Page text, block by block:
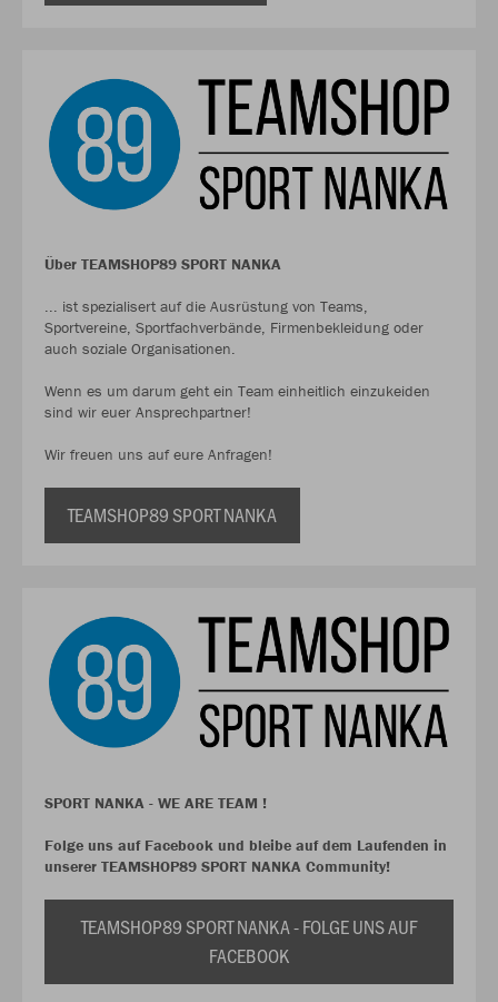
Über TEAMSHOP89 SPORT NANKA
... ist spezialisert auf die Ausrüstung von Teams,
Sportvereine, Sportfachverbände, Firmenbekleidung oder
auch soziale Organisationen.
Wenn es um darum geht ein Team einheitlich einzukeiden
sind wir euer Ansprechpartner!
Wir freuen uns auf eure Anfragen!
TEAMSHOP89 SPORT NANKA
SPORT NANKA - WE ARE TEAM !
Folge uns auf Facebook und bleibe auf dem Laufenden in
unserer TEAMSHOP89 SPORT NANKA Community!
TEAMSHOP89 SPORT NANKA - FOLGE UNS AUF
FACEBOOK